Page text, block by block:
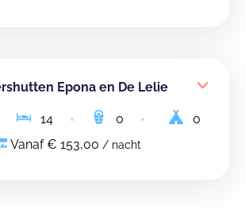
Epona en De Lelie
14 0
0
Vanaf € 153,00 / nacht